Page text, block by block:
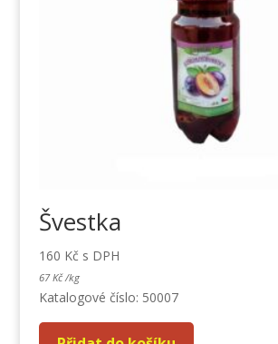
Švestka
160 Kč s DPH
67Kč /kg
Katalogové číslo: 50007